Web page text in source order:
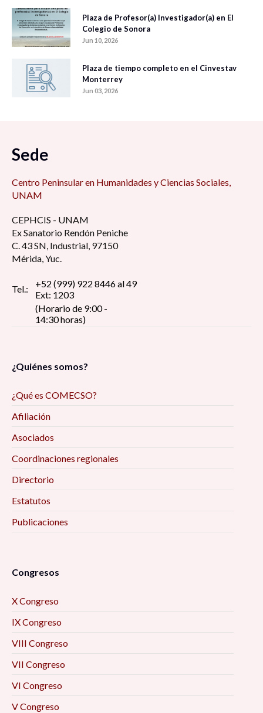
Plaza de Profesor(a) Investigador(a) en El
Colegio de Sonora
Jun 10, 2026
Plaza de tiempo completo en el Cinvestav
Monterrey
Jun 03, 2026
Sede
Centro Peninsular en Humanidades y Ciencias Sociales,
UNAM
CEPHCIS - UNAM
Ex Sanatorio Rendón Peniche
C. 43 SN, Industrial, 97150
Mérida, Yuc.
Tel.:
+52 (999) 922 8446 al 49
Ext: 1203
(Horario de 9:00 -
14:30 horas)
¿Quiénes somos?
¿Qué es COMECSO?
Afiliación
Asociados
Coordinaciones regionales
Directorio
Estatutos
Publicaciones
Congresos
X Congreso
IX Congreso
VIII Congreso
VII Congreso
VI Congreso
V Congreso